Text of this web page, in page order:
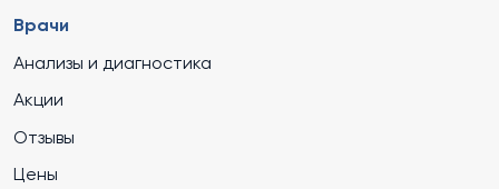
Врачи
Анализы и диагностика
Акции
Отзывы
Цены